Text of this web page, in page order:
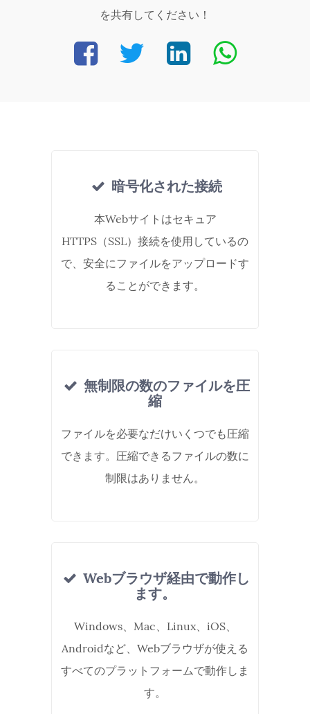
を共有してください！
暗号化された接続
本Webサイトはセキュア
HTTPS（SSL）接続を使用しているの
で、安全にファイルをアップロードす
ることができます。
無制限の数のファイルを圧
縮
ファイルを必要なだけいくつでも圧縮
できます。圧縮できるファイルの数に
制限はありません。
Webブラウザ経由で動作し
ます。
Windows、Mac、Linux、iOS、
Androidなど、Webブラウザが使える
すべてのプラットフォームで動作しま
す。